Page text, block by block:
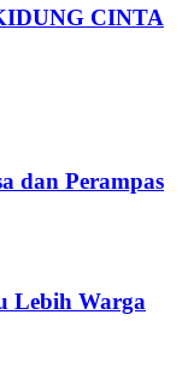
CINTA
dan Perampas
Lebih Warga